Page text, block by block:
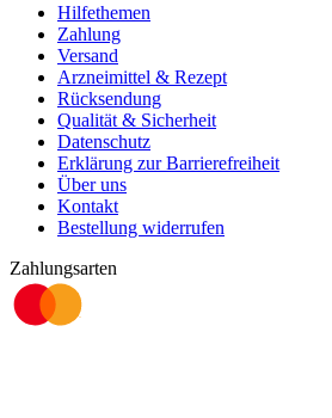
Hilfethemen
Zahlung
Versand
Arzneimittel & Rezept
Rücksendung
Qualität & Sicherheit
Datenschutz
Erklärung zur Barrierefreiheit
Über uns
Kontakt
Bestellung widerrufen
Zahlungsarten